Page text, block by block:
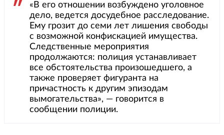
«В его отношении возбуждено уголовное
дело, ведется досудебное расследование.
Ему грозит до семи лет лишения свободы
с возможной конфискацией имущества.
Следственные мероприятия
продолжаются: полиция устанавливает
все обстоятельства произошедшего, а
также проверяет фигуранта на
причастность к другим эпизодам
вымогательства», — говорится в
сообщении полиции.